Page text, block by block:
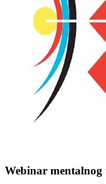
Webinar mentalnog